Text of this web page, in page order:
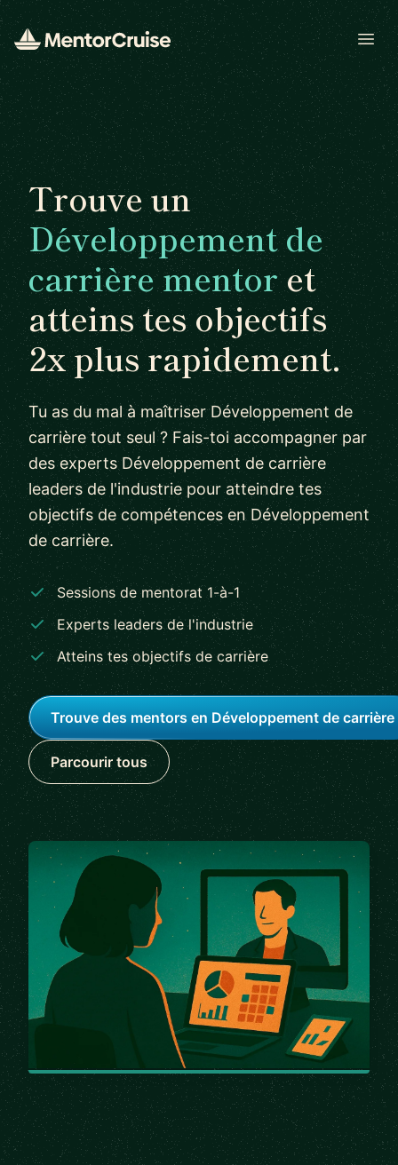
Trouve un
Développement de
carrière mentoret
atteins tes objectifs
2x plus rapidement.
Tu as du mal à maîtriser Développement de
carrière tout seul ? Fais-toi accompagner par
des experts Développement de carrière
leaders de l'industrie pour atteindre tes
objectifs de compétences en Développement
de carrière.
Sessions de mentorat 1-à-1
Experts leaders de l'industrie
Atteins tes objectifs de carrière
Trouve des mentors en Développement de carrière
Parcourir tous